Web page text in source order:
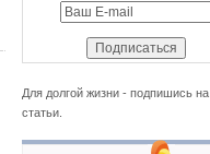
Для долгой жизни - подпишись на
статьи.